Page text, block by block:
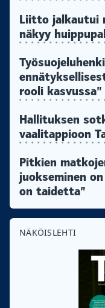
Liitto jalkautui
näkyy
rooli kasvussa”
Hallituksen
vaalitappioon
Pitkien
juokseminen
on taidetta”
NÄKÖISLEHTI